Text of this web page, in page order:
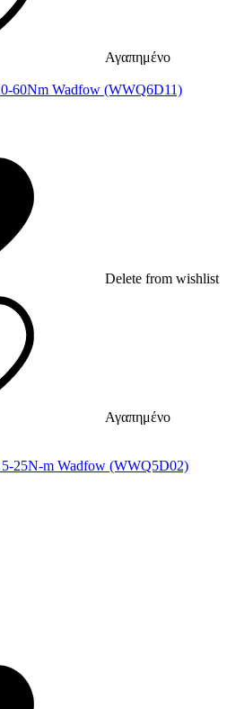
Αγαπημένο
60Nm Wadfow (WWQ6D11)
Delete from wishlist
Αγαπημένο